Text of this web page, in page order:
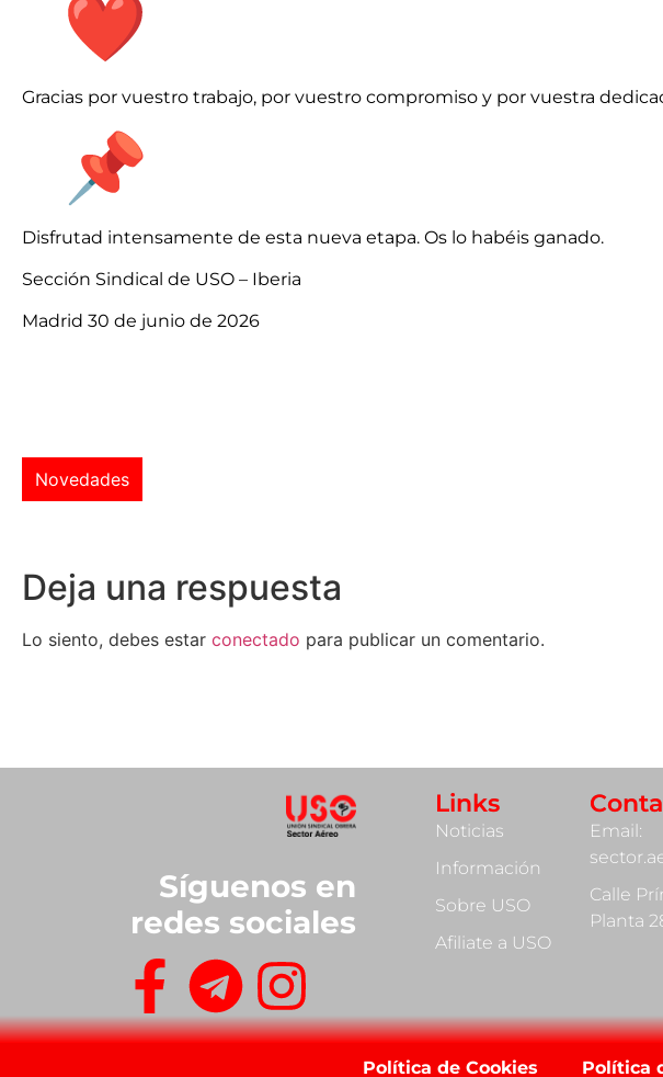
Gracias por vuestro trabajo, por vuestro compromiso y por vuestra
Disfrutad intensamente de esta nueva etapa. Os lo habéis ganado.
Sección Sindical de USO – Iberia
Madrid 30 de junio de 2026
Novedades
Deja una respuesta
Lo siento, debes estar conectado para publicar un comentario.
Síguenos en
redes sociales
Links
Noticias
Información
Sobre USO
Afiliate a USO
Email:
Calle
Planta
Política de Cookies Política